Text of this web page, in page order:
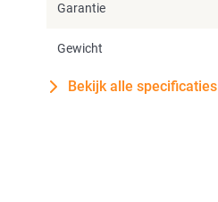
Garantie
Gewicht
Bekijk alle specificaties